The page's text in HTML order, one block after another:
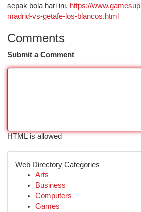
sepak bola hari ini. https://
madrid-vs-getafe-los-blancos.html
Comments
Submit a Comment
HTML is allowed
Web Directory Categories
Arts
Business
Computers
Games